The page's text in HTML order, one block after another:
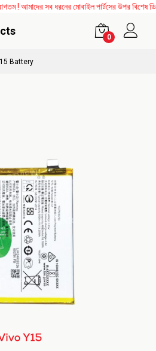
আমাদের সব ধরনের মোবাইল পার্টসের উপর বিশেষ
0
Battery